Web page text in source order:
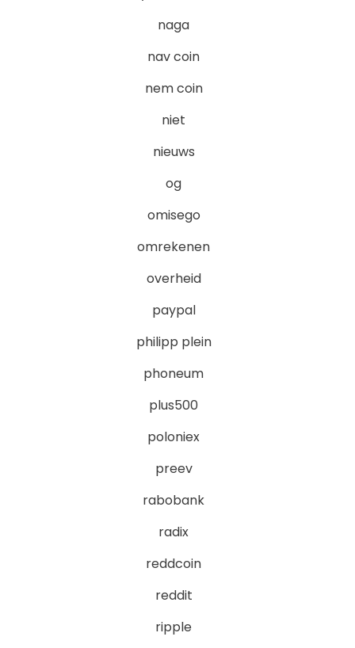
naga
nav coin
nem coin
niet
nieuws
og
omisego
omrekenen
overheid
paypal
philipp plein
phoneum
plus500
poloniex
preev
rabobank
radix
reddcoin
reddit
ripple